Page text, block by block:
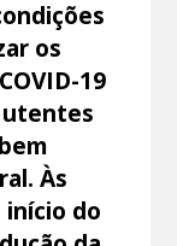
os
19
Às
do